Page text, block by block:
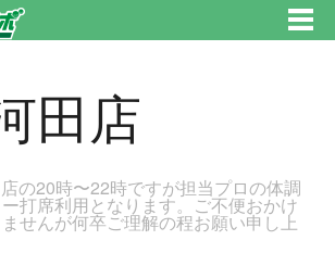
田店
の20時〜22時ですが担当プロの体調
打席利用となります。ご不便おかけ
せんが何卒ご理解の程お願い申し上